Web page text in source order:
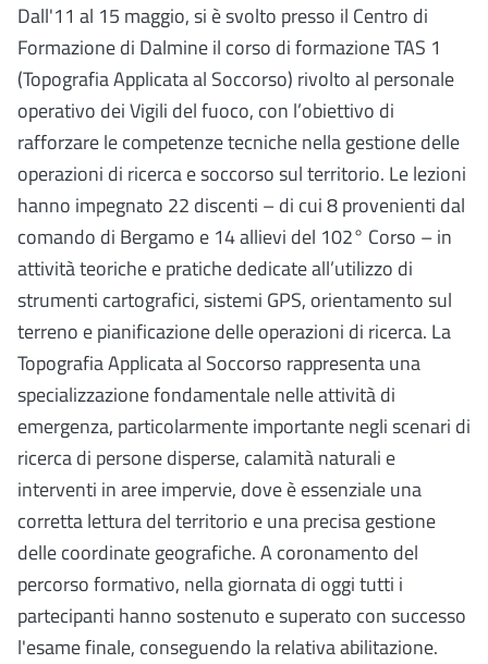
Dall'11 al 15 maggio, si è svolto presso il Centro di
Formazione di Dalmine il corso di formazione TAS 1
(Topografia Applicata al Soccorso) rivolto al personale
operativo dei Vigili del fuoco, con l’obiettivo di
rafforzare le competenze tecniche nella gestione delle
operazioni di ricerca e soccorso sul territorio. Le lezioni
hanno impegnato 22 discenti – di cui 8 provenienti dal
comando di Bergamo e 14 allievi del 102° Corso – in
attività teoriche e pratiche dedicate all’utilizzo di
strumenti cartografici, sistemi GPS, orientamento sul
terreno e pianificazione delle operazioni di ricerca. La
Topografia Applicata al Soccorso rappresenta una
specializzazione fondamentale nelle attività di
emergenza, particolarmente importante negli scenari di
ricerca di persone disperse, calamità naturali e
interventi in aree impervie, dove è essenziale una
corretta lettura del territorio e una precisa gestione
delle coordinate geografiche. A coronamento del
percorso formativo, nella giornata di oggi tutti i
partecipanti hanno sostenuto e superato con successo
l'esame finale, conseguendo la relativa abilitazione.